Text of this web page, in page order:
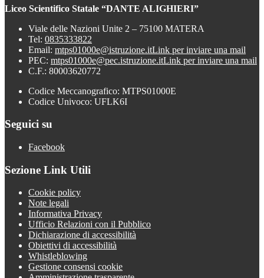
Liceo Scientifico Statale “DANTE ALIGHIERI”
Viale delle Nazioni Unite 2 – 75100 MATERA
Tel: 0835333822
Email: mtps01000e@istruzione.itLink per inviare una mail
PEC: mtps01000e@pec.istruzione.itLink per inviare una mail
C.F.: 80003620772
Codice Meccanografico: MTPS01000E
Codice Univoco: UFLK6I
Seguici su
Facebook
Sezione Link Utili
Cookie policy
Note legali
Informativa Privacy
Ufficio Relazioni con il Pubblico
Dichiarazione di accessibilità
Obiettivi di accessibilità
Whistleblowing
Gestione consensi cookie